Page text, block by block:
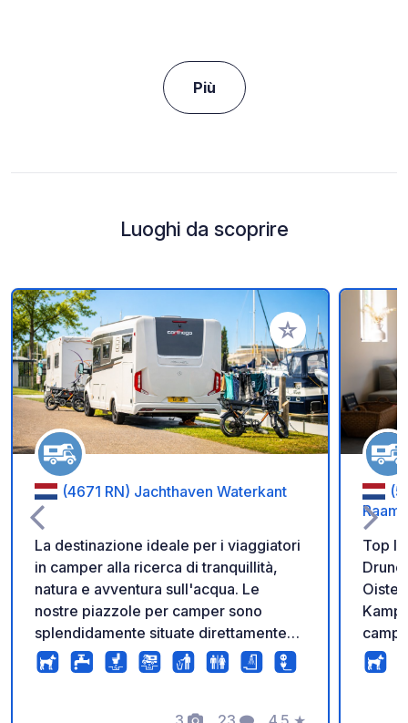
Più
Luoghi da scoprire
Aggiungi ai tuoi
(4671 RN) Jachthaven Waterkant
La destinazione ideale per i viaggiatori
in camper alla ricerca di tranquillità,
natura e avventura sull'acqua. Le
nostre piazzole per camper sono
splendidamente situate direttamente
sulle rive del Volkerak e offrono una
vista mozzafiato sia al risveglio al
Top
and